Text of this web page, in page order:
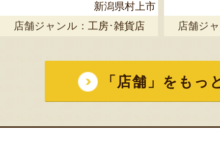
新潟県村上市
店舗ジャンル： 工房･雑貨店 店舗ジ
「店舗」をもっ